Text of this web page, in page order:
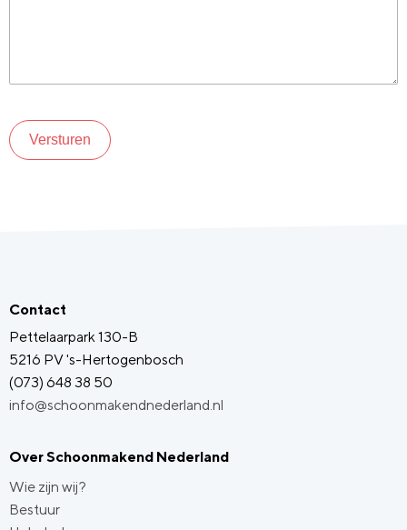
Versturen
Contact
Pettelaarpark 130-B
5216 PV 's-Hertogenbosch
(073) 648 38 50
info@schoonmakendnederland.nl
Over Schoonmakend Nederland
Wie zijn wij?
Bestuur